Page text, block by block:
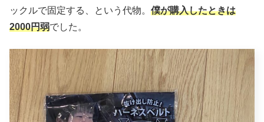
ックルで固定する、という代物。 僕が購入したときは
2000円弱でした。